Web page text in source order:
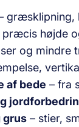
græsklipning,
højde
og mindre
af bede – fra
grus– stier,